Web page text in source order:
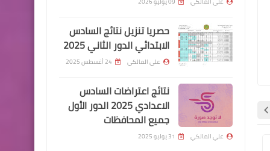
اخبار العامة
اسعار صرف الدولار امام الدينار
العراقي اليوم في الاسواق
العراقية
حصريا تنزيل نتائج السادس
الابتدائي الدور الثاني 2025
علي المالكي 24 أغسطس 2025
نتائج اعتراضات السادس
الاعدادي 2025 الدور الأول
جميع المحافظات
علي المالكي 31 يوليو 2025